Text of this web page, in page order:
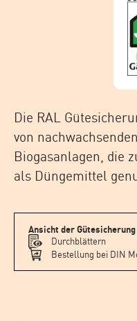
Die RAL
von
Biogasanlagen, die
als Düngemittel
Ansicht der Gütesicherung
Durchblättern
Bestellung bei DIN